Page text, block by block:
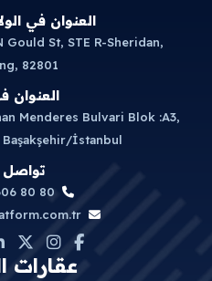
العنوان في
Gould St, STE R-Sheridan,
82801
العنوان
Menderes Bulvari Blok :A3,
İstanbul
تواصل
80 80
عقارات